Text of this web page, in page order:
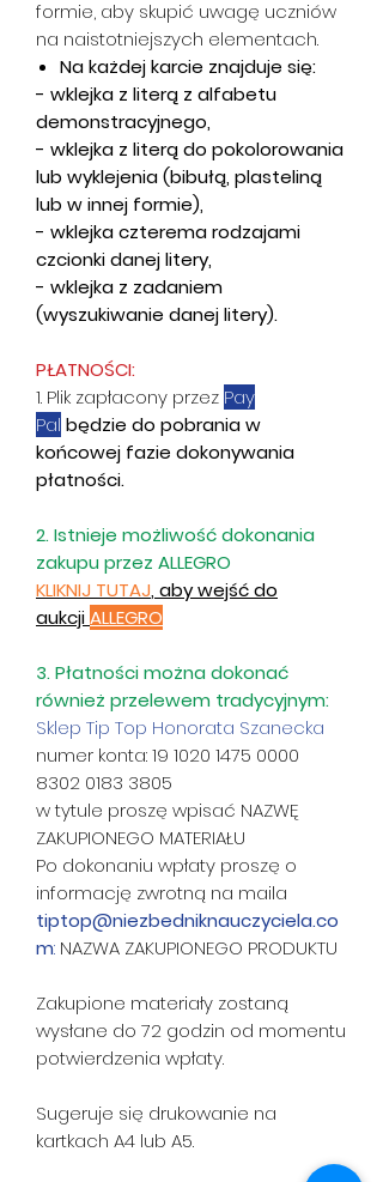
formie, aby skupić uwagę uczniów
na naistotniejszych elementach.
Na każdej karcie znajduje się:
- wklejka z literą z alfabetu
demonstracyjnego,
- wklejka z literą do pokolorowania
lub wyklejenia (bibułą, plasteliną
lub w innej formie),
- wklejka czterema rodzajami
czcionki danej litery,
- wklejka z zadaniem
(wyszukiwanie danej litery).
PŁATNOŚCI:
1. Plik zapłacony przez Pay
Pal będzie do pobrania w
końcowej fazie dokonywania
płatności.
2. Istnieje możliwość dokonania
zakupu przez ALLEGRO
KLIKNIJ TUTAJ, aby wejść do
aukcjiALLEGRO
3. Płatności można dokonać
również przelewem tradycyjnym:
Sklep Tip Top Honorata Szanecka
numer konta: 19 1020 1475 0000
8302 0183 3805
w tytule proszę wpisać NAZWĘ
ZAKUPIONEGO MATERIAŁU
Po dokonaniu wpłaty proszę o
informację zwrotną na maila
tiptop@niezbedniknauczyciela.co
m: NAZWA ZAKUPIONEGO PRODUKTU
Zakupione materiały zostaną
wysłane do 72 godzin od momentu
potwierdzenia wpłaty.
Sugeruje się drukowanie na
kartkach A4 lub A5.